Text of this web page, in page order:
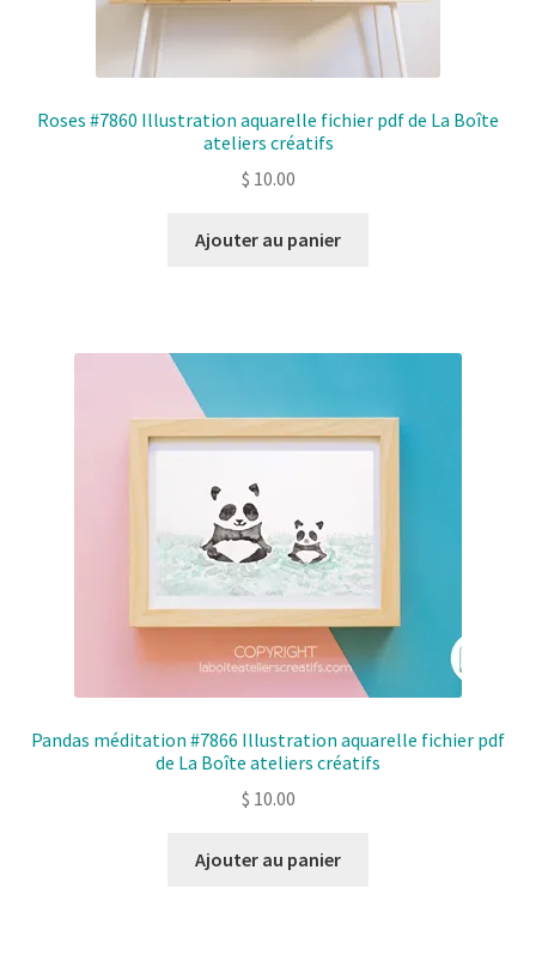
Roses #7860 Illustration aquarelle fichier pdf de La Boîte
ateliers créatifs
$ 10.00
Ajouter au panier
Pandas méditation #7866 Illustration aquarelle fichier pdf
de La Boîte ateliers créatifs
$ 10.00
Ajouter au panier